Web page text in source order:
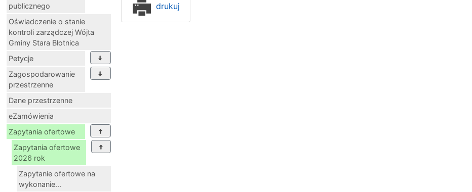
publicznego
Oświadczenie o stanie
kontroli zarządczej Wójta
Gminy Stara Błotnica
Petycje
Zagospodarowanie
przestrzenne
Dane przestrzenne
eZamówienia
Zapytania ofertowe
Zapytania ofertowe
2026 rok
Zapytanie ofertowe na
wykonanie...
drukuj